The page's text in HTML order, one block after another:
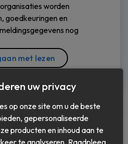
worden
goedkeuringen en
nog
met lezen
uw privacy
op onze site om u de beste
gepersonaliseerde
producten en inhoud aan te
te analyseren. Raadpleeg